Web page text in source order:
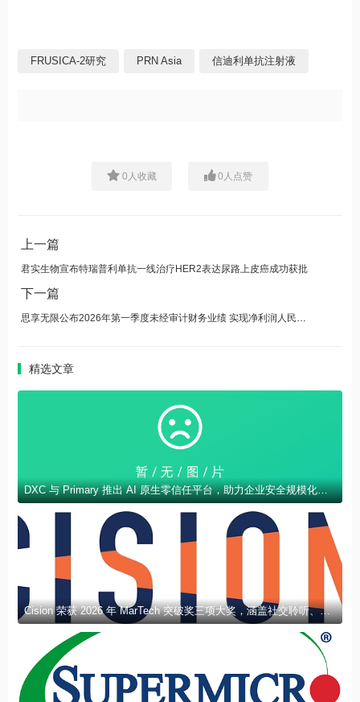
FRUSICA-2研究 PRN Asia 信迪利单抗注射液
0 人收藏 0 人点赞
上一篇
君实生物宣布特瑞普利单抗一线治疗HER2表达尿路上皮癌成功获批
下一篇
精选文章
DXC 与 Primary 推出 AI 原生零信任平台，助力企业安全规模化部署 AI
Cision 荣获 2026 年 MarTech 突破奖三项大奖，涵盖社交聆听、新闻稿发布及 AEO 领域